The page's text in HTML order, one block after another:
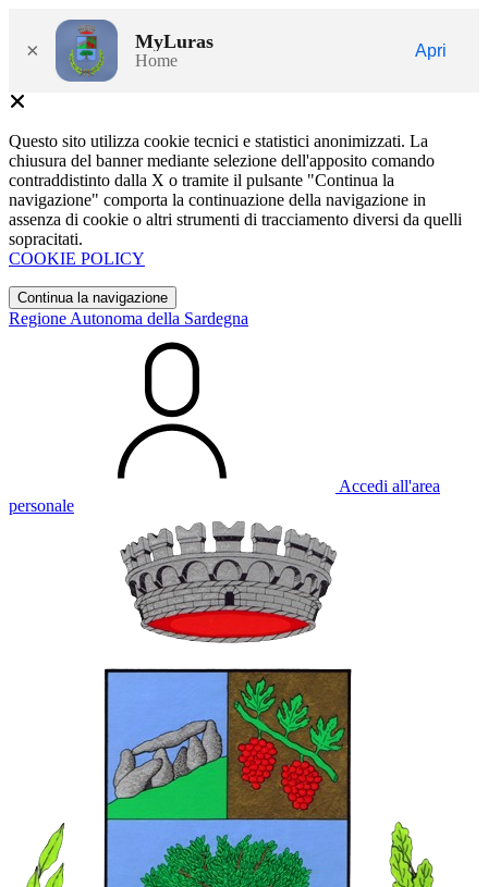
× MyLuras
Home
Apri
Questo sito utilizza cookie tecnici e statistici anonimizzati. La
chiusura del banner mediante selezione dell'apposito comando
contraddistinto dalla X o tramite il pulsante "Continua la
navigazione" comporta la continuazione della navigazione in
assenza di cookie o altri strumenti di tracciamento diversi da quelli
sopracitati.
COOKIE POLICY
Continua la navigazione
Regione Autonoma della Sardegna
Accedi all'area
personale